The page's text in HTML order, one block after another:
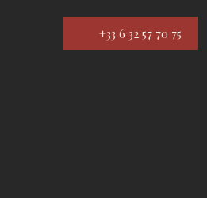
+33 6 32 57 70 75